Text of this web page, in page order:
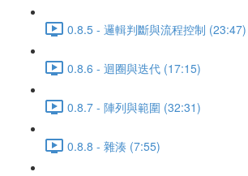
0.8.5 - 邏輯判斷與流程控制 (23:47)
0.8.6 - 迴圈與迭代 (17:15)
0.8.7 - 陣列與範圍 (32:31)
0.8.8 - 雜湊 (7:55)